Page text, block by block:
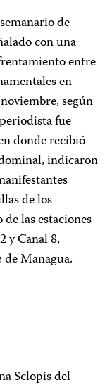
de
con una
entre
en
según
fue
donde recibió
indicaron
de los
las estaciones
y Canal 8,
de Managua.
Sclopis del